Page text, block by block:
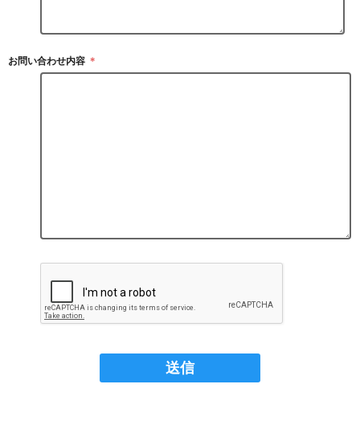
お問い合わせ内容 ＊